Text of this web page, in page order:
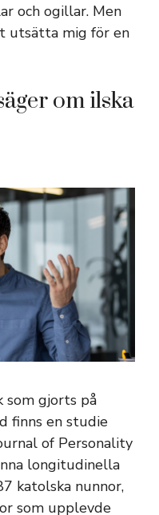
och ogillar. Men
utsätta mig för en
om ilska
som gjorts på
finns en studie
of Personality
longitudinella
katolska nunnor,
som upplevde